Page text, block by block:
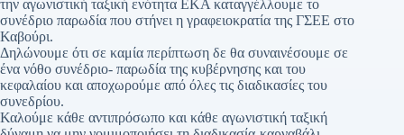
την αγωνιστική ταξική ενότητα ΕΚΑ καταγγέλλουμε το
συνέδριο παρωδία που στήνει η γραφειοκρατία της ΓΣΕΕ στο
Καβούρι.
Δηλώνουμε ότι σε καμία περίπτωση δε θα συναινέσουμε σε
ένα νόθο συνέδριο- παρωδία της κυβέρνησης και του
κεφαλαίου και αποχωρούμε από όλες τις διαδικασίες του
συνεδρίου.
Καλούμε κάθε αντιπρόσωπο και κάθε αγωνιστική ταξική